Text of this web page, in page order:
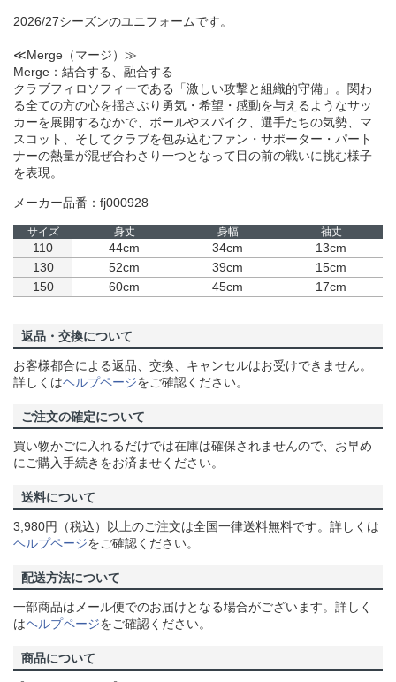
2026/27シーズンのユニフォームです。
≪Merge（マージ）≫
Merge：結合する、融合する
クラブフィロソフィーである「激しい攻撃と組織的守備」。関わ
る全ての方の心を揺さぶり勇気・希望・感動を与えるようなサッ
カーを展開するなかで、ボールやスパイク、選手たちの気勢、マ
スコット、そしてクラブを包み込むファン・サポーター・パート
ナーの熱量が混ぜ合わさり一つとなって目の前の戦いに挑む様子
を表現。
メーカー品番：fj000928
サイズ 身丈 身幅 袖丈
110 44cm 34cm
13cm
130
52cm 39cm
15cm
150
60cm 45cm 17cm
返品・交換について
お客様都合による返品、交換、キャンセルはお受けできません。
詳しくはヘルプページをご確認ください。
ご注文の確定について
買い物かごに入れるだけでは在庫は確保されませんので、お早め
にご購入手続きをお済ませください。
送料について
3,980円（税込）以上のご注文は全国一律送料無料です。詳しくは
ヘルプページをご確認ください。
配送方法について
一部商品はメール便でのお届けとなる場合がございます。詳しく
はヘルプページをご確認ください。
商品について